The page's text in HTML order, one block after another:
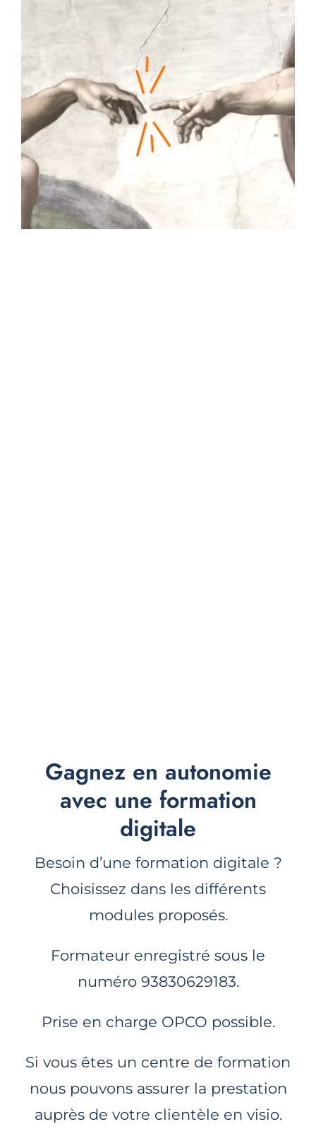
Gagnez en autonomie
avec une formation
digitale
Besoin d’une formation digitale ?
Choisissez dans les différents
modules proposés.
Formateur enregistré sous le
numéro 93830629183.
Prise en charge OPCO possible.
Si vous êtes un centre de formation
nous pouvons assurer la prestation
auprès de votre clientèle en visio.